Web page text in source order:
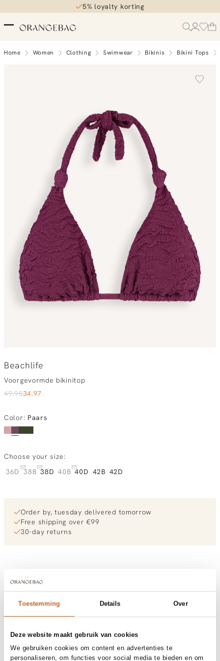
Toestemming Details Over
Deze website maakt gebruik van cookies
We gebruiken cookies om content en advertenties te
personaliseren, om functies voor social media te bieden en om
5% loyalty korting
Home Women Clothing Swimwear Bikinis Bikini Tops
Beachlife
Voorgevormde bikinitop
49.9534.97
Color: Paars
Choose your size:
36D 38B 38D 40B 40D 42B 42D
Order by, tuesday delivered tomorrow
Free shipping over €99
30-day returns
Fabric
Fabric:
Size advice
This size fits normal
Product number brand
BSW112B
Product name
112B - Pink Shimmer padded top
Shipping and Returns